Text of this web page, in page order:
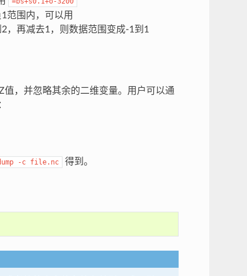
范围内，可以用
，再减去1，则数据范围变成-1到1
，并忽略其余的二维变量。用户可以通
-c file.nc 得到。